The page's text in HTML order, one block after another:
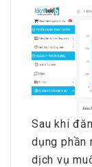
Sau khi
dụng phần
dịch vụ